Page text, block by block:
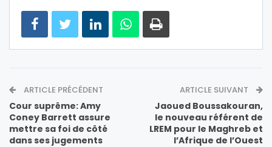
ARTICLE PRÉCÉDENT
Cour suprême: Amy
Coney Barrett assure
mettre sa foi de côté
dans ses jugements
ARTICLE SUIVANT
Jaoued Boussakouran,
le nouveau référent de
LREM pour le Maghreb et
l’Afrique de l’Ouest